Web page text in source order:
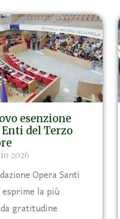
esenzione
Enti del Terzo
2026
Opera Santi
la più
gratitudine